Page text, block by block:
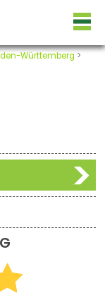
Württemberg >